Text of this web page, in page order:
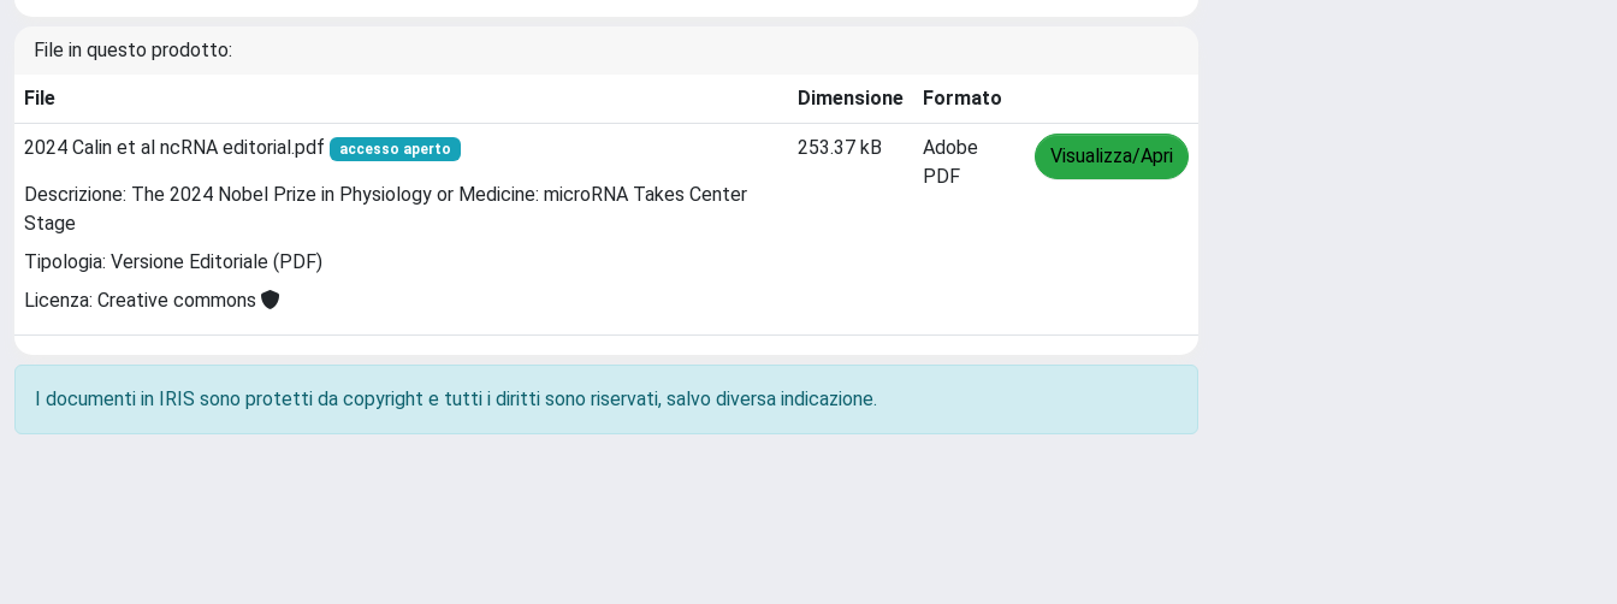
File in questo prodotto:
File Dimensione Formato
2024 Calin et al ncRNA editorial.pdf accesso aperto
Descrizione: The 2024 Nobel Prize in Physiology or Medicine: microRNA Takes Center
Stage
Tipologia: Versione Editoriale (PDF)
Licenza: Creative commons
253.37 kB
Adobe
PDF
Visualizza/Apri
I documenti in IRIS sono protetti da copyright e tutti i diritti sono riservati, salvo diversa indicazione.